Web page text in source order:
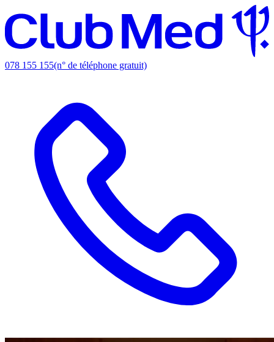
078 155 155(n° de téléphone gratuit)